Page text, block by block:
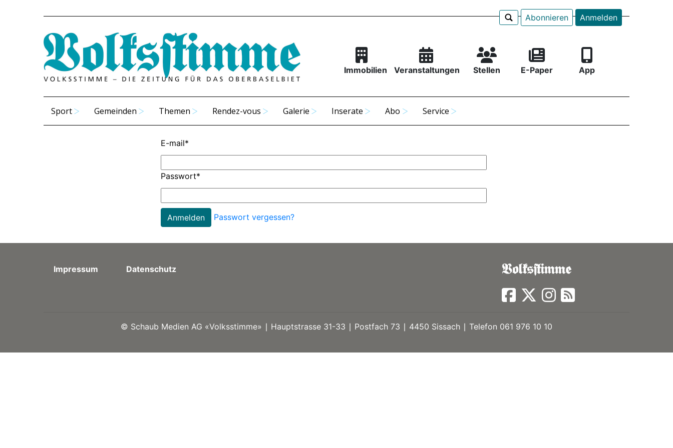
Abonnieren Anmelden
Immobilien Veranstaltungen Stellen E-Paper App
Sport Gemeinden Themen Rendez-vous Galerie Inserate Abo Service
E-mail*
Passwort*
Passwort vergessen?
Impressum Datenschutz
© Schaub Medien AG «Volksstimme» ∣ Hauptstrasse 31-33 ∣ Postfach 73 ∣ 4450 Sissach ∣ Telefon 061 976 10 10